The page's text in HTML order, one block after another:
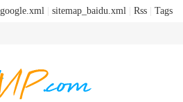
sitemap_baidu.xml Rss Tags